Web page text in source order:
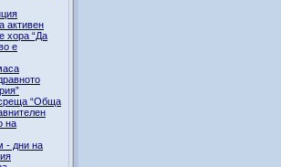
активен
хора “Да
е
“Обща
на
- дни на